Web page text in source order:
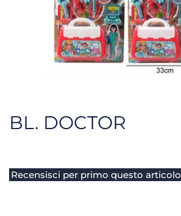
BL. DOCTOR
Recensisci per primo questo articolo